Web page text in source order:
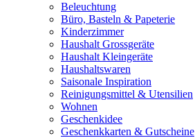
Beleuchtung
Büro, Basteln & Papeterie
Kinderzimmer
Haushalt Grossgeräte
Haushalt Kleingeräte
Haushaltswaren
Saisonale Inspiration
Reinigungsmittel & Utensilien
Wohnen
Geschenkidee
Geschenkkarten & Gutscheine